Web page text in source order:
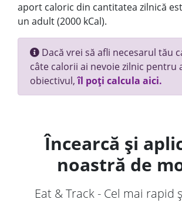
aport caloric din cantitatea zilnică
un adult (2000 kCal).
Dacă vrei să afli necesarul tău
câte calorii ai nevoie zilnic pentru
obiectivul,îl poți calcula aici.
Încearcă și
noastră de
Eat & Track - Cel mai rapid